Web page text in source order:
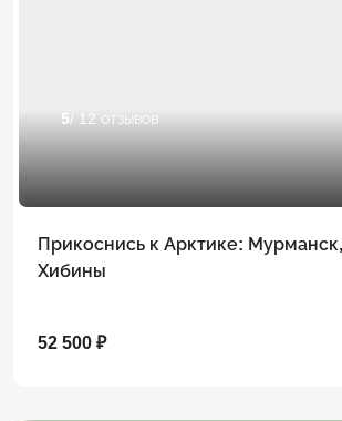
5/ 12 отзывов
Прикоснись к Арктике:
Хибины
52 500 ₽